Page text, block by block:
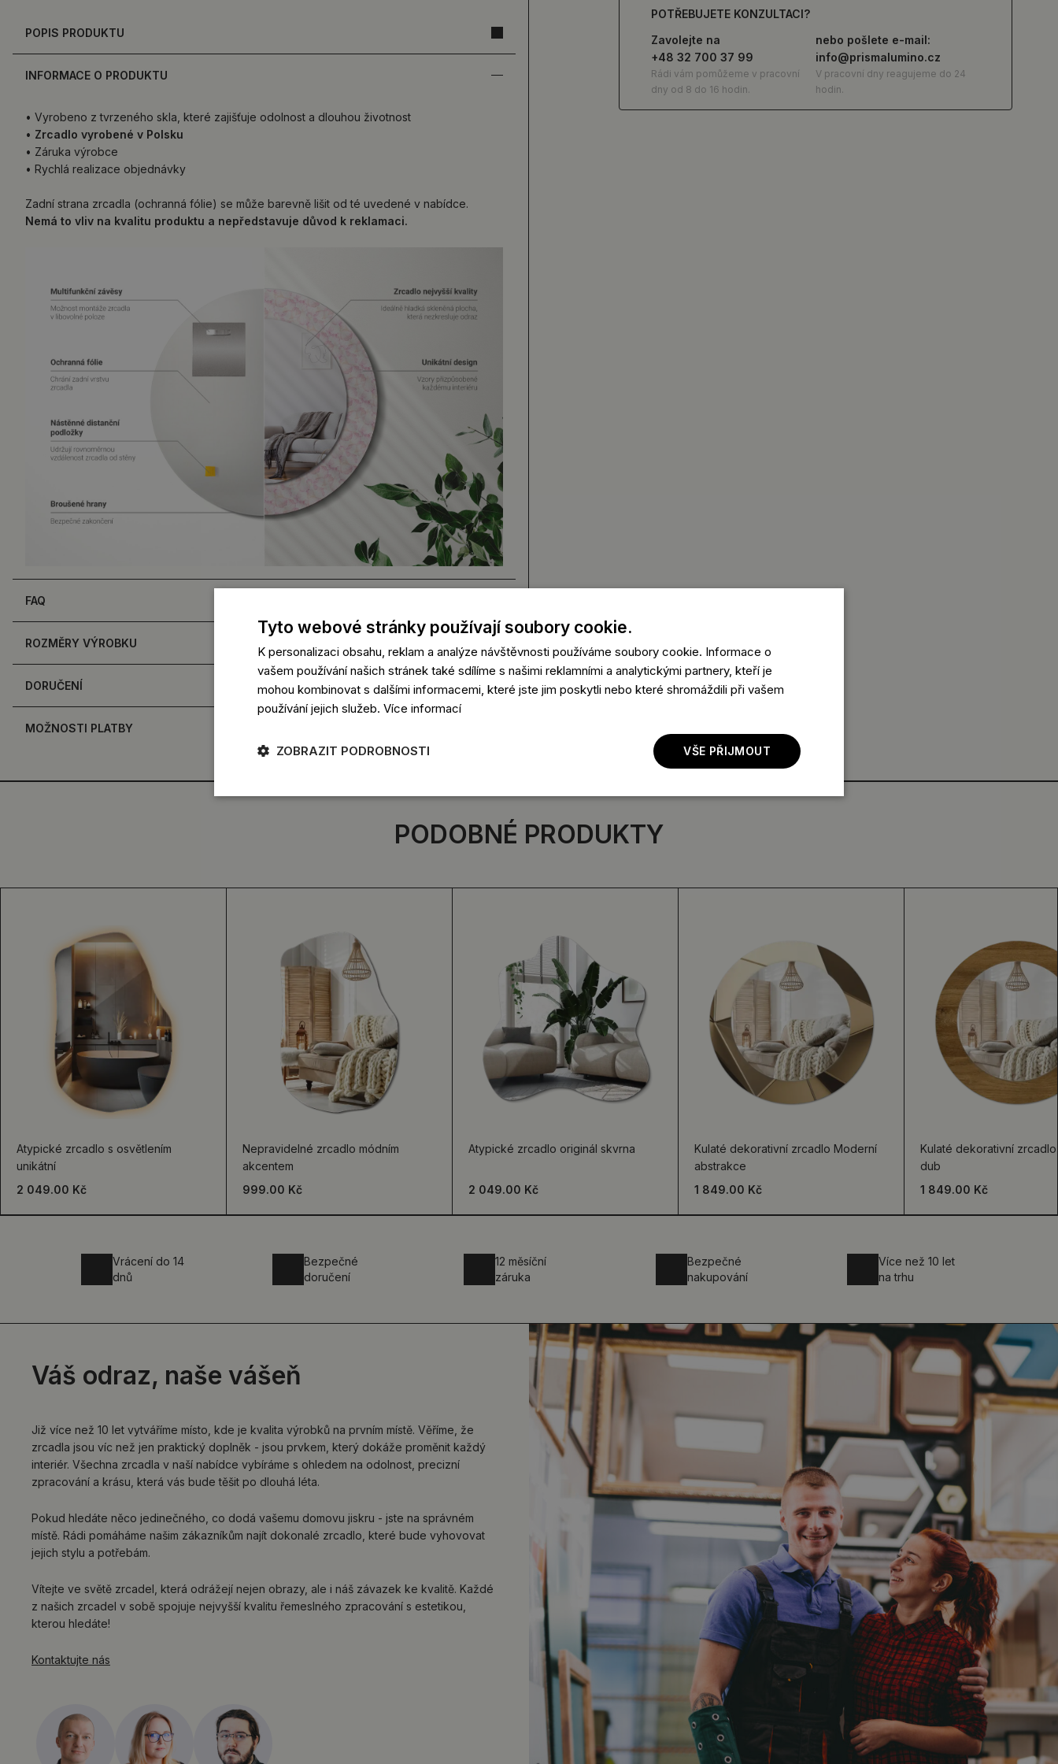
POPIS PRODUKTU
INFORMACE O PRODUKTU
• Vyrobeno z tvrzeného skla, které zajišťuje odolnost a dlouhou životnost
• Zrcadlo vyrobené v Polsku
• Záruka výrobce
• Rychlá realizace objednávky
Zadní strana zrcadla (ochranná fólie) se může barevně lišit od té uvedené v nabídce.
Nemá to vliv na kvalitu produktu a nepředstavuje důvod k reklamaci.
FAQ
ROZMĚRY VÝROBKU
DORUČENÍ
MOŽNOSTI PLATBY
POTŘEBUJETE KONZULTACI?
Zavolejte na
+48 32 700 37 99
Rádi vám pomůžeme v pracovní
dny od 8 do 16 hodin.
nebo pošlete e-mail:
info@prismalumino.cz
V pracovní dny reagujeme do 24
hodin.
PODOBNÉ PRODUKTY
Atypické zrcadlo s osvětlením
unikátní
2 049.00 Kč
Nepravidelné zrcadlo módním
akcentem
999.00 Kč
Atypické zrcadlo originál skvrna
2 049.00 Kč
Kulaté dekorativní zrcadlo Moderní
abstrakce
1 849.00 Kč
Kulaté dekorativní zrcadlo
dub
1 849.00 Kč
Vrácení do 14
dnů
Bezpečné
doručení
12 měsíční
záruka
Bezpečné
nakupování
Více než 10 let
na trhu
Váš odraz, naše vášeň
Již více než 10 let vytváříme místo, kde je kvalita výrobků na prvním místě. Věříme, že
zrcadla jsou víc než jen praktický doplněk - jsou prvkem, který dokáže proměnit každý
interiér. Všechna zrcadla v naší nabídce vybíráme s ohledem na odolnost, precizní
zpracování a krásu, která vás bude těšit po dlouhá léta.
Pokud hledáte něco jedinečného, co dodá vašemu domovu jiskru - jste na správném
místě. Rádi pomáháme našim zákazníkům najít dokonalé zrcadlo, které bude vyhovovat
jejich stylu a potřebám.
Vítejte ve světě zrcadel, která odrážejí nejen obrazy, ale i náš závazek ke kvalitě. Každé
z našich zrcadel v sobě spojuje nejvyšší kvalitu řemeslného zpracování s estetikou,
kterou hledáte!
Kontaktujte nás
Tyto webové stránky používají soubory cookie.
K personalizaci obsahu, reklam a analýze návštěvnosti používáme soubory cookie. Informace o
vašem používání našich stránek také sdílíme s našimi reklamními a analytickými partnery, kteří je
mohou kombinovat s dalšími informacemi, které jste jim poskytli nebo které shromáždili při vašem
používání jejich služeb. Více informací
VŠE PŘIJMOUT
ZOBRAZIT PODROBNOSTI